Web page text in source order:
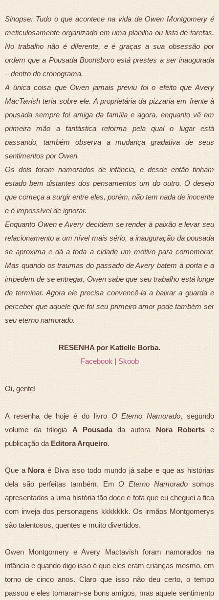
Sinopse: Tudo o que acontece na vida de Owen Montgomery é
meticulosamente organizado em uma planilha ou lista de tarefas.
No trabalho não é diferente, e é graças a sua obsessão por
ordem que a Pousada Boonsboro está prestes a ser inaugurada
– dentro do cronograma.
A única coisa que Owen jamais previu foi o efeito que Avery
MacTavish teria sobre ele. A proprietária da pizzaria em frente à
pousada sempre foi amiga da família e agora, enquanto vê em
primeira mão a fantástica reforma pela qual o lugar está
passando, também observa a mudança gradativa de seus
sentimentos por Owen.
Os dois foram namorados de infância, e desde então tinham
estado bem distantes dos pensamentos um do outro. O desejo
que começa a surgir entre eles, porém, não tem nada de inocente
e é impossível de ignorar.
Enquanto Owen e Avery decidem se render à paixão e levar seu
relacionamento a um nível mais sério, a inauguração da pousada
se aproxima e dá a toda a cidade um motivo para comemorar.
Mas quando os traumas do passado de Avery batem à porta e a
impedem de se entregar, Owen sabe que seu trabalho está longe
de terminar. Agora ele precisa convencê-la a baixar a guarda e
perceber que aquele que foi seu primeiro amor pode também ser
seu eterno namorado.
RESENHA por Katielle Borba.
Facebook|Skoob
Oi, gente!
A resenha de hoje é do livro O Eterno Namorado, segundo
volume da trilogiaA Pousadada autoraNora Roberts e
publicação da Editora Arqueiro.
Que aNoraé Diva isso todo mundo já sabe e que as histórias
dela são perfeitas também. EmO Eterno Namorado somos
apresentados a uma história tão doce e fofa que eu cheguei a fica
com inveja dos personagens kkkkkkk. Os irmãos Montgomerys
são talentosos, quentes e muito divertidos.
Owen Montgomery e Avery Mactavish foram namorados na
infância e quando digo isso é que eles eram crianças mesmo, em
torno de cinco anos. Claro que isso não deu certo, o tempo
passou e eles tornaram-se bons amigos, mas aquele sentimento